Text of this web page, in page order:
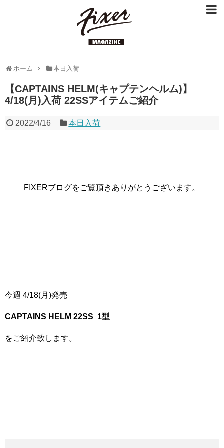
ホーム 本日入荷
【CAPTAINS HELM(キャプテンヘルム)】
4/18(月)入荷 22SSアイテムご紹介
2022/4/16 本日入荷
FIXERブログをご覧頂きありがとうございます。
今週 4/18(月)発売
CAPTAINS HELM 22SS 1型
をご紹介致します。